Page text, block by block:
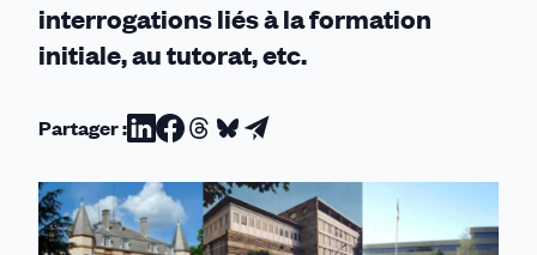
interrogations liés à la formation
initiale, au tutorat, etc.
Partager :Partager
sur
Linkedin
Partager
sur
Facebook
Partager
sur
Threads
Partager
sur
Bluesky
Partager
par
email